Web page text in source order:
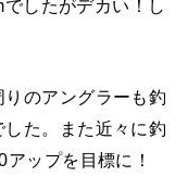
したがデカい！し
のアングラーも釣
た。また近々に釣
ップを目標に！